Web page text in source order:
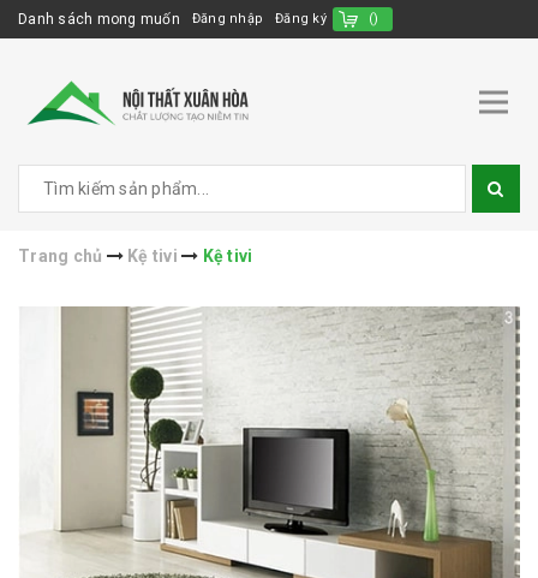
Danh sách mong muốn Đăng nhập Đăng ký ()
Trang chủ Kệ tivi Kệ tivi